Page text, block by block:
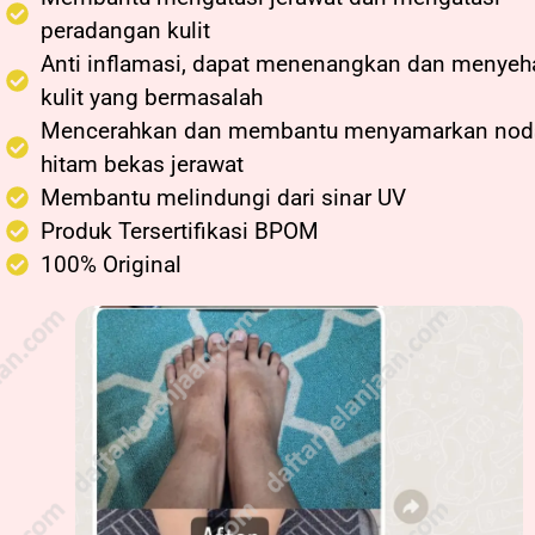
peradangan kulit
Anti inflamasi, dapat menenangkan dan
kulit yang bermasalah
Mencerahkan dan membantu menyamarkan
hitam bekas jerawat
Membantu melindungi dari sinar UV
Produk Tersertifikasi BPOM
100% Original